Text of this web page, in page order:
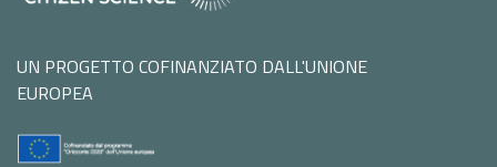
UN PROGETTO COFINANZIATO DALL'UNIONE
EUROPEA